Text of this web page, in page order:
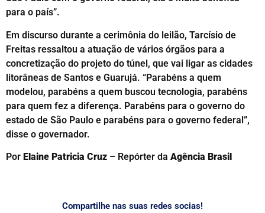
para o país”.
Em discurso durante a cerimônia do leilão, Tarcísio de
Freitas ressaltou a atuação de vários órgãos para a
concretização do projeto do túnel, que vai ligar as cidades
litorâneas de Santos e Guarujá. “Parabéns a quem
modelou, parabéns a quem buscou tecnologia, parabéns
para quem fez a diferença. Parabéns para o governo do
estado de São Paulo e parabéns para o governo federal”,
disse o governador.
Por Elaine Patricia Cruz – Repórter da Agência Brasil
Compartilhe nas suas redes socias!